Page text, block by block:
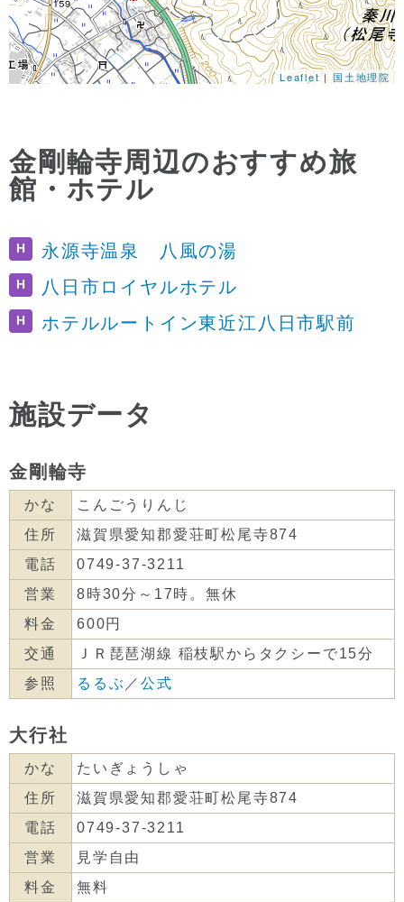
Leaflet|国土地理院
金剛輪寺周辺のおすすめ旅
館・ホテル
H 永源寺温泉 八風の湯
H 八日市ロイヤルホテル
H ホテルルートイン東近江八日市駅前
施設データ
金剛輪寺
かな
こんごうりんじ
住所
滋賀県愛知郡愛荘町松尾寺874
電話
0749-37-3211
営業
8時30分～17時。無休
料金
600円
交通
ＪＲ琵琶湖線 稲枝駅からタクシーで15分
参照
るるぶ ／公式
大行社
かな
たいぎょうしゃ
住所
滋賀県愛知郡愛荘町松尾寺874
電話
0749-37-3211
営業
見学自由
料金
無料